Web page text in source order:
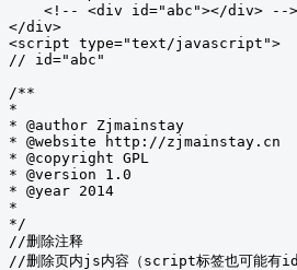
    <!-- <div id="abc"></div> -->
</div>
<script type="text/javascript">
// id="abc"
/**
*
* @author Zjmainstay
* @website http://zjmainstay.cn
* @copyright GPL
* @version 1.0
* @year 2014
*
*/
//删除注释
//删除页内js内容（script标签也可能有id